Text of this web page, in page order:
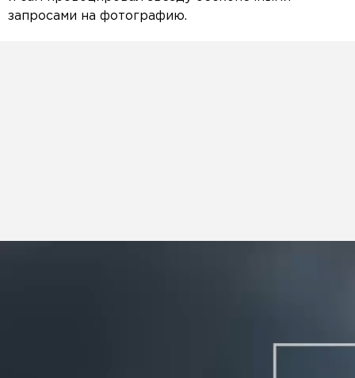
запросами на фотографию.